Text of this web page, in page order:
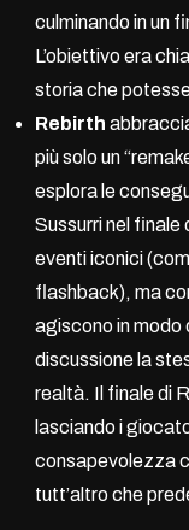
culminando in un
L’obiettivo era
storia che
Rebirth
più solo un
esplora le
Sussurri nel
eventi iconici
flashback), ma
agiscono in modo
discussione la
realtà. Il finale di
lasciando i
consapevolezza
tutt’altro che